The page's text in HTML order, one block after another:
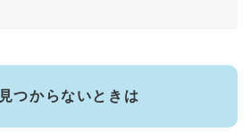
見つからないときは